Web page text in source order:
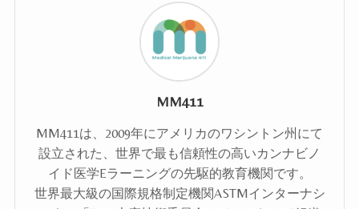
MM411
MM411は、2009年にアメリカのワシントン州にて
設立された、世界で最も信頼性の高いカンナビノ
イド医学Eラーニングの先駆的教育機関です。
世界最大級の国際規格制定機関ASTMインターナシ